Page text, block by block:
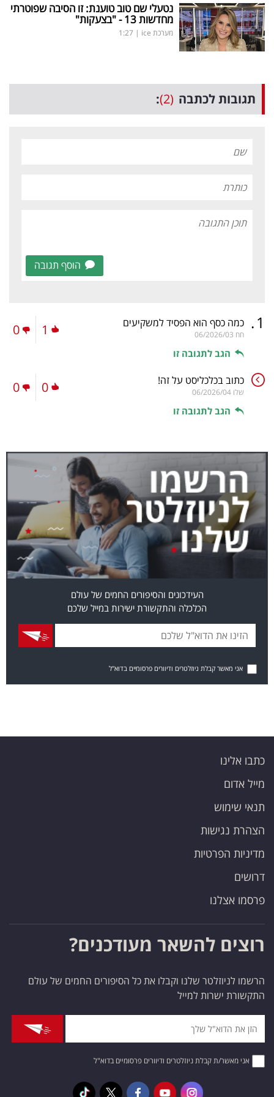
נטעלי שם טוב טוענת: זו הסיבה שפוטרתי
מחדשות 13 - "בצעקות"
מערכת ice |
1:27
תגובות לכתבה (2)
:
הוסף תגובה
1
. כמה כסף הוא הפסיד למשקיעים
חח 06/2026/03
הגב לתגובה זו
1
0
כתוב בכלכליסט על זה!
שלו 06/2026/04
הגב לתגובה זו
0
0
העידכונים והסיפורים החמים של עולם
הכלכלה והתקשורת ישירות במייל שלכם
אני מאשר קבלת ניוזלטרים ודיוורים פרסומיים בדוא"ל
כתבו אלינו
מייל אדום
תנאי שימוש
הצהרת נגישות
מדיניות הפרטיות
דרושים
פרסמו אצלנו
רוצים להשאר מעודכנים?
הרשמו לניוזלטר שלנו וקבלו את כל הסיפורים החמים של עולם
התקשורת ישרות למייל
אני מאשר/ת קבלת ניוזלטרים ודיוורים פרסומיים בדוא"ל